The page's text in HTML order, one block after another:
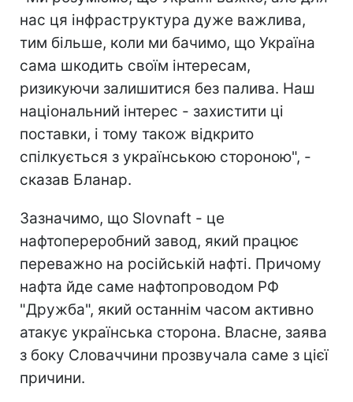
нас ця інфраструктура дуже важлива,
тим більше, коли ми бачимо, що Україна
сама шкодить своїм інтересам,
ризикуючи залишитися без палива. Наш
національний інтерес - захистити ці
поставки, і тому також відкрито
спілкується з українською стороною", -
сказав Бланар.
Зазначимо, що Slovnaft - це
нафтопереробний завод, який працює
переважно на російській нафті. Причому
нафта йде саме нафтопроводом РФ
"Дружба", який останнім часом активно
атакує українська сторона. Власне, заява
з боку Словаччини прозвучала саме з цієї
причини.